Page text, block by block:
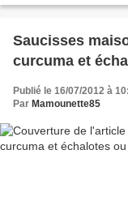
Saucisses
curcuma et
Publié le 16/07/2012 à
Par Mamounette85